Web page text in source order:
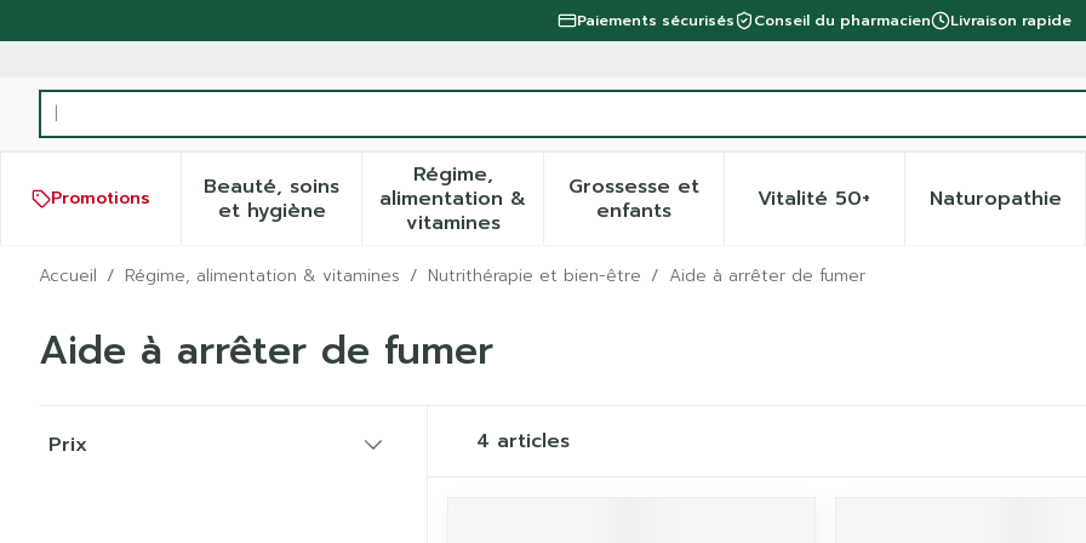
Paiements sécurisés Conseil du pharmacien Livraison rapide
Rechercher
Promotions
Beauté, soins
et hygièneAfficher le sous-menu pour la catégorie Beauté, soins et hygiène
Régime,
alimentation &
vitaminesAfficher le sous-menu pour la catégorie Régime, alimentation
Grossesse et
enfants
Afficher le sous-menu pour la catégorie
Vitalité 50+Afficher le sous-menu
Naturopathie
Afficher
Accueil / Régime, alimentation & vitamines / Nutrithérapie et bien-être / Aide à arrêter de fumer
Aide à arrêter de fumer
Prix
4 articles